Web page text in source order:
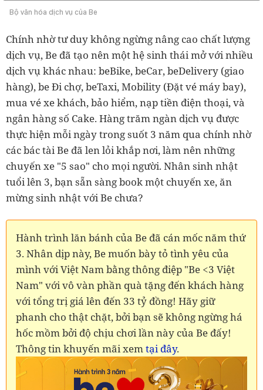
Bộ văn hóa dịch vụ của Be
Chính nhờ tư duy không ngừng nâng cao chất lượng
dịch vụ, Be đã tạo nên một hệ sinh thái mở với nhiều
dịch vụ khác nhau: beBike, beCar, beDelivery (giao
hàng), be Đi chợ, beTaxi, Mobility (Đặt vé máy bay),
mua vé xe khách, bảo hiểm, nạp tiền điện thoại, và
ngân hàng số Cake. Hàng trăm ngàn dịch vụ được
thực hiện mỗi ngày trong suốt 3 năm qua chính nhờ
các bác tài Be đã len lỏi khắp nơi, làm nên những
chuyến xe "5 sao" cho mọi người. Nhân sinh nhật
tuổi lên 3, bạn sẵn sàng book một chuyến xe, ăn
mừng sinh nhật với Be chưa?
Hành trình lăn bánh của Be đã cán mốc năm thứ
3. Nhân dịp này, Be muốn bày tỏ tình yêu của
mình với Việt Nam bằng thông điệp "Be <3 Việt
Nam" với vô vàn phần quà tặng đến khách hàng
với tổng trị giá lên đến 33 tỷ đồng! Hãy giữ
phanh cho thật chặt, bởi bạn sẽ không ngừng há
hốc mồm bởi độ chịu chơi lần này của Be đấy!
Thông tin khuyến mãi xemtại đây.